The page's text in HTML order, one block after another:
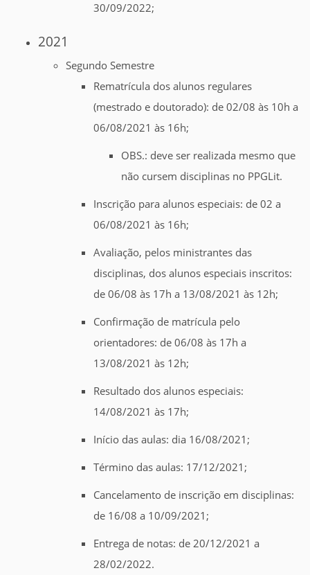
30/09/2022;
2021
Segundo Semestre
Rematrícula dos alunos regulares
(mestrado e doutorado): de 02/08 às 10h a
06/08/2021 às 16h;
OBS.: deve ser realizada mesmo que
não cursem disciplinas no PPGLit.
Inscrição para alunos especiais: de 02 a
06/08/2021 às 16h;
Avaliação, pelos ministrantes das
disciplinas, dos alunos especiais inscritos:
de 06/08 às 17h a 13/08/2021 às 12h;
Confirmação de matrícula pelo
orientadores: de 06/08 às 17h a
13/08/2021 às 12h;
Resultado dos alunos especiais:
14/08/2021 às 17h;
Início das aulas: dia 16/08/2021;
Término das aulas: 17/12/2021;
Cancelamento de inscrição em disciplinas:
de 16/08 a 10/09/2021;
Entrega de notas: de 20/12/2021 a
28/02/2022.